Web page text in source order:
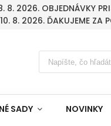
8. 2026. OBJEDNÁVKY
8. 2026. ĎAKUJEME ZA
SADY NOVINKY